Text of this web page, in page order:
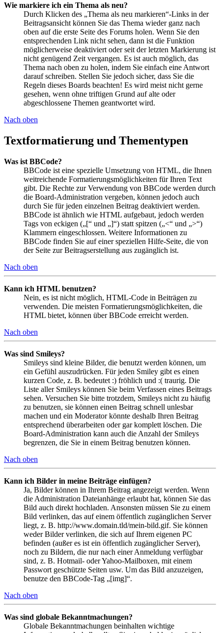
Wie markiere ich ein Thema als neu?
Durch Klicken des „Thema als neu markieren“-Links in der
Beitragsansicht können Sie das Thema wieder ganz nach
oben auf die erste Seite des Forums holen. Wenn Sie den
entsprechenden Link nicht sehen, dann ist die Funktion
möglicherweise deaktiviert oder seit der letzten Markierung ist
nicht genügend Zeit vergangen. Es ist auch möglich, das
Thema nach oben zu holen, indem Sie einfach eine Antwort
darauf schreiben. Stellen Sie jedoch sicher, dass Sie die
Regeln dieses Boards beachten! Es wird meist nicht gerne
gesehen, wenn ohne triftigen Grund auf alte oder
abgeschlossene Themen geantwortet wird.
Nach oben
Textformatierung und Thementypen
Was ist BBCode?
BBCode ist eine spezielle Umsetzung von HTML, die Ihnen
weitreichende Formatierungsmöglichkeiten für Ihren Text
gibt. Die Rechte zur Verwendung von BBCode werden durch
die Board-Administration vergeben, können jedoch auch
durch Sie für jeden einzelnen Beitrag deaktiviert werden.
BBCode ist ähnlich wie HTML aufgebaut, jedoch werden
Tags von eckigen („[“ und „]“) statt spitzen („<“ und „>“)
Klammern eingeschlossen. Weitere Informationen zu
BBCode finden Sie auf einer speziellen Hilfe-Seite, die von
der Seite zur Beitragserstellung aus zugänglich ist.
Nach oben
Kann ich HTML benutzen?
Nein, es ist nicht möglich, HTML-Code in Beiträgen zu
verwenden. Die meisten Formatierungsmöglichkeiten, die
HTML bietet, können über BBCode erreicht werden.
Nach oben
Was sind Smileys?
Smileys sind kleine Bilder, die benutzt werden können, um
ein Gefühl auszudrücken. Für jeden Smiley gibt es einen
kurzen Code, z. B. bedeutet :) fröhlich und :( traurig. Die
Liste aller Smileys können Sie beim Verfassen eines Beitrags
sehen. Versuchen Sie bitte trotzdem, Smileys nicht zu häufig
zu benutzen, sie können einen Beitrag schnell unlesbar
machen und ein Moderator könnte deshalb Ihren Beitrag
entsprechend überarbeiten oder gar komplett löschen. Die
Board-Administration kann auch die Anzahl der Smileys
begrenzen, die Sie in einem Beitrag benutzen können.
Nach oben
Kann ich Bilder in meine Beiträge einfügen?
Ja, Bilder können in Ihrem Beitrag angezeigt werden. Wenn
die Administration Dateianhänge erlaubt hat, können Sie das
Bild auch direkt hochladen. Ansonsten müssen Sie zu einem
Bild verlinken, das auf einem öffentlich zugänglichen Server
liegt, z. B. http://www.domain.tld/mein-bild.gif. Sie können
weder Bilder verlinken, die sich auf Ihrem eigenen PC
befinden (außer es ist ein öffentlich zugänglicher Server),
noch zu Bildern, die nur nach einer Anmeldung verfügbar
sind, z. B. Hotmail- oder Yahoo-Mailboxen, mit einem
Passwort geschützte Seiten usw. Um das Bild anzuzeigen,
benutze den BBCode-Tag „[img]“.
Nach oben
Was sind globale Bekanntmachungen?
Globale Bekanntmachungen beinhalten wichtige